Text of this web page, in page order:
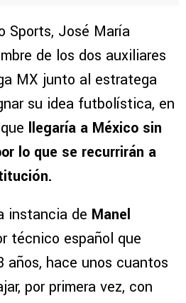
Sports, José María
de los dos auxiliares
MX junto al estratega
su idea futbolística, en
llegaría a México sin
lo que se recurrirán a
instancia de Manel
técnico español que
años, hace unos cuantos
por primera vez, con